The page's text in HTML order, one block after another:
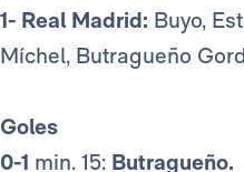
1- Real Madrid: Buyo,
Míchel, Butragueño
Goles
0-1 min. 15: Butragueño.